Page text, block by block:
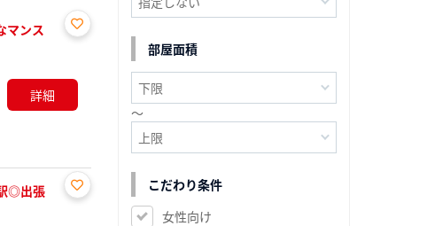
り登
マンス
詳細
◎出張
部屋面積
～
こだわり条件
女性向け